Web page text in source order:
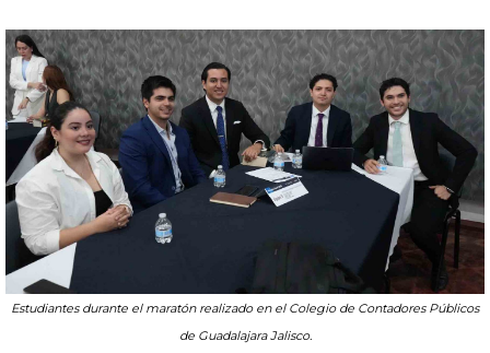
Estudiantes durante el maratón realizado en el Colegio de Contadores Públicos
de Guadalajara Jalisco.